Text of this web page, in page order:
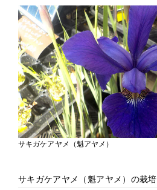
サキガケアヤメ（魁アヤメ）
サキガケアヤメ（魁アヤメ）の栽培